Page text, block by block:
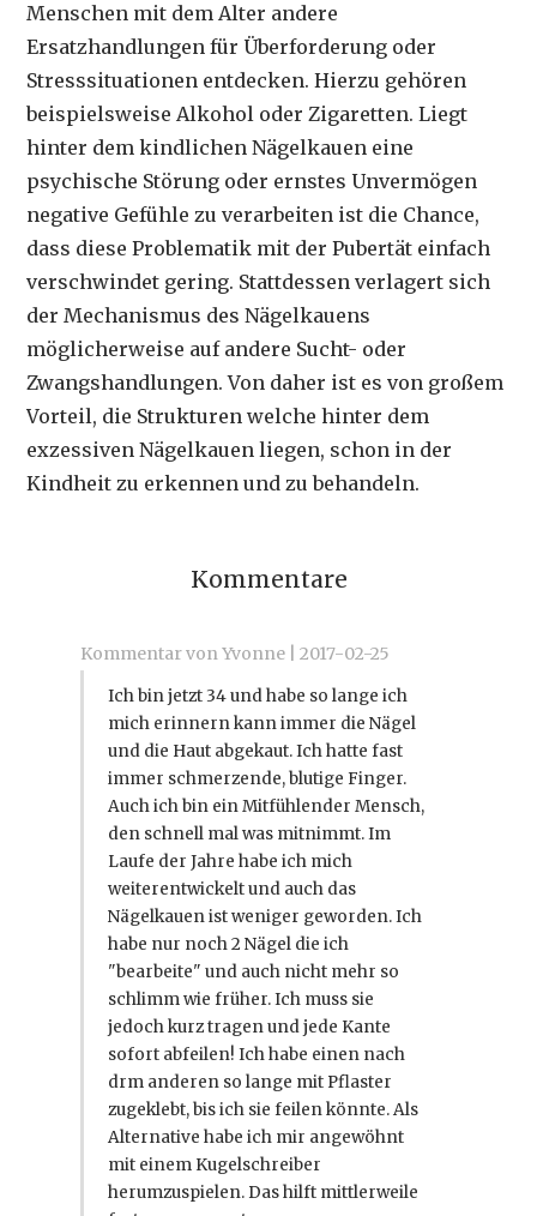
Menschen mit dem Alter andere
Ersatzhandlungen für Überforderung oder
Stresssituationen entdecken. Hierzu gehören
beispielsweise Alkohol oder Zigaretten. Liegt
hinter dem kindlichen Nägelkauen eine
psychische Störung oder ernstes Unvermögen
negative Gefühle zu verarbeiten ist die Chance,
dass diese Problematik mit der Pubertät einfach
verschwindet gering. Stattdessen verlagert sich
der Mechanismus des Nägelkauens
möglicherweise auf andere Sucht- oder
Zwangshandlungen. Von daher ist es von großem
Vorteil, die Strukturen welche hinter dem
exzessiven Nägelkauen liegen, schon in der
Kindheit zu erkennen und zu behandeln.
Kommentare
Kommentar von Yvonne |2017-02-25
Ich bin jetzt 34 und habe so lange ich
mich erinnern kann immer die Nägel
und die Haut abgekaut. Ich hatte fast
immer schmerzende, blutige Finger.
Auch ich bin ein Mitfühlender Mensch,
den schnell mal was mitnimmt. Im
Laufe der Jahre habe ich mich
weiterentwickelt und auch das
Nägelkauen ist weniger geworden. Ich
habe nur noch 2 Nägel die ich
"bearbeite" und auch nicht mehr so
schlimm wie früher. Ich muss sie
jedoch kurz tragen und jede Kante
sofort abfeilen! Ich habe einen nach
drm anderen so lange mit Pflaster
zugeklebt, bis ich sie feilen könnte. Als
Alternative habe ich mir angewöhnt
mit einem Kugelschreiber
herumzuspielen. Das hilft mittlerweile